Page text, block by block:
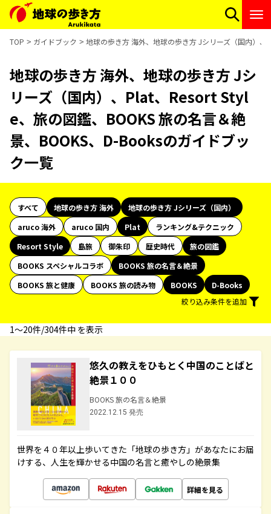
TOP ガイドブック 地球の歩き方 海外、地球の歩き方 Jシリーズ（国内）
地球の歩き方 海外、地球の歩き方 Jシ
リーズ（国内）、Plat、Resort Styl
e、旅の図鑑、BOOKS 旅の名言＆絶
景、BOOKS、D-Booksのガイドブッ
ク一覧
すべて 地球の歩き方 海外
地球の歩き方 Jシリーズ（国内）
aruco 海外
aruco 国内 Plat
ランキング&テクニック
Resort Style
島旅 御朱印 歴史時代
旅の図鑑
BOOKS スペシャルコラボ
BOOKS 旅の名言＆絶景
BOOKS 旅と健康
BOOKS 旅の読み物 BOOKS
D-Books
絞り込み条件を追加
1〜20件/304件中 を表示
悠久の教えをひもとく中国のことばと
絶景１００
BOOKS 旅の名言＆絶景
2022.12.15 発売
世界を４０年以上歩いてきた「地球の歩き方」があなたにお届
けする、人生を輝かせる中国の名言と癒やしの絶景集
詳細を見る